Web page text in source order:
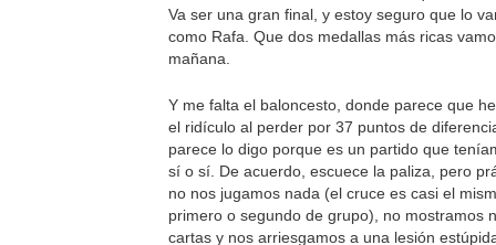
Va ser una gran final, y estoy seguro que lo
como Rafa. Que dos medallas más ricas
mañana.
Y me falta el baloncesto, donde parece que
el ridículo al perder por 37 puntos de
parece lo digo porque es un partido que
sí o sí. De acuerdo, escuece la paliza, pero
no nos jugamos nada (el cruce es casi el
primero o segundo de grupo), no mostramos
cartas y nos arriesgamos a una lesión